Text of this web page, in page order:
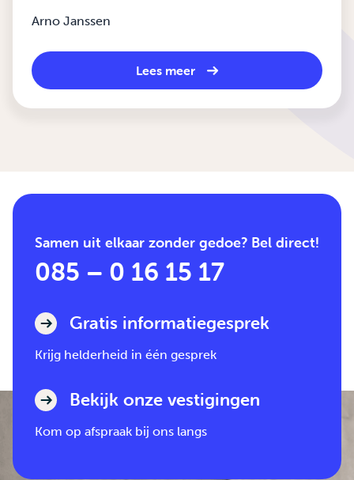
Arno Janssen
Lees meer
Samen uit elkaar zonder gedoe? Bel direct!
085 – 0 16 15 17
Gratis informatiegesprek
Krijg helderheid in één gesprek
Bekijk onze vestigingen
Kom op afspraak bij ons langs